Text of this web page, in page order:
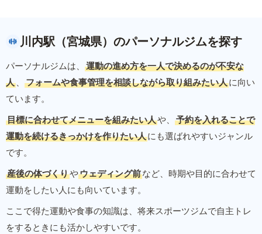
川内駅（宮城県）のパーソナルジムを探す
パーソナルジムは、
運動の進め方を一人で決めるのが不安な
人 、 フォームや食事管理を相談しながら取り組みたい人に向い
ています。
目標に合わせてメニューを組みたい人や、
予約を入れることで
運動を続けるきっかけを作りたい人にも選ばれやすいジャンル
です。
産後の体づくりやウェディング前など、時期や目的に合わせて
運動をしたい人にも向いています。
ここで得た運動や食事の知識は、将来スポーツジムで自主トレ
をするときにも活かしやすいです。